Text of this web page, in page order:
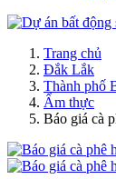
Trang chủ
Đắk Lắk
Thành phố
Ẩm thực
Báo giá cà